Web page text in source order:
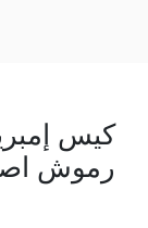
كيس
رموش